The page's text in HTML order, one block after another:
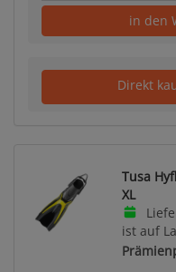
in den
Direkt
Tusa
XL
ist auf